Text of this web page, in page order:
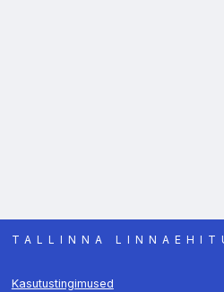
TALLINNA
Kasutustingimused